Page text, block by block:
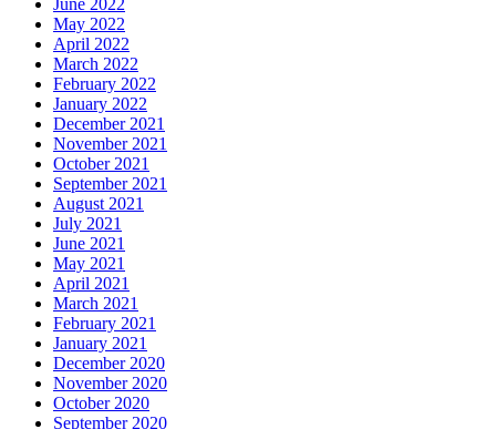
May 2022
April 2022
March 2022
February 2022
January 2022
December 2021
November 2021
October 2021
September 2021
August 2021
July 2021
June 2021
May 2021
April 2021
March 2021
February 2021
January 2021
December 2020
November 2020
October 2020
September 2020